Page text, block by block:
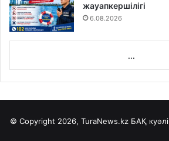
жауапкершілігі
6.08.2026
...
© Copyright 2026, TuraNews.kz БАҚ